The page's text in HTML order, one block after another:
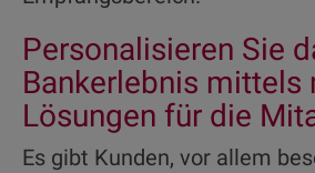
Personalisieren Sie
Bankerlebnis mittels
Lösungen für die
Es gibt Kunden, vor allem